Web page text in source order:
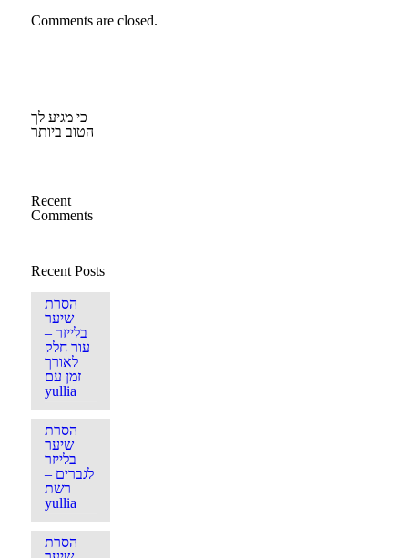
Comments are closed.
כי מגיע לך
הטוב ביותר
Recent
Comments
Recent Posts
הסרת
שיער
בלייזר –
עור חלק
לאורך
זמן עם
yullia
הסרת
שיער
בלייזר
לגברים –
רשת
yullia
הסרת